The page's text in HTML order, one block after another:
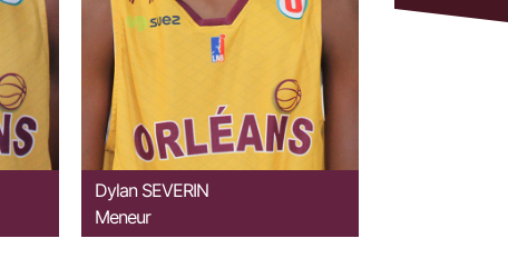
Dylan SEVERIN
Meneur